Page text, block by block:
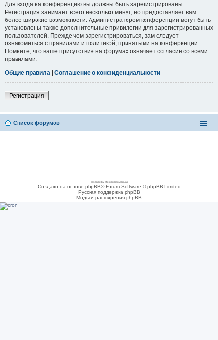
Для входа на конференцию вы должны быть зарегистрированы.
Регистрация занимает всего несколько минут, но предоставляет вам
более широкие возможности. Администратором конференции могут быть
установлены также дополнительные привилегии для зарегистрированных
пользователей. Прежде чем зарегистрироваться, вам следует
ознакомиться с правилами и политикой, принятыми на конференции.
Помните, что ваше присутствие на форумах означает согласие со всеми
правилами.
Общие правила | Соглашение о конфиденциальности
Регистрация
Список форумов
Adsense by Microcosmo Acquari
Создано на основе phpBB® Forum Software © phpBB Limited
Русская поддержка phpBB
Моды и расширения phpBB